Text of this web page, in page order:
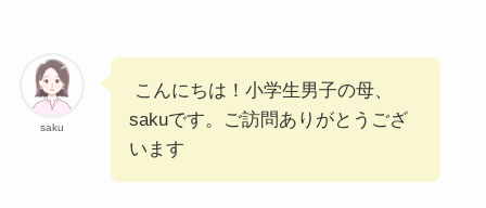
saku
こんにちは！小学生男子の母、
sakuです。ご訪問ありがとうござ
います